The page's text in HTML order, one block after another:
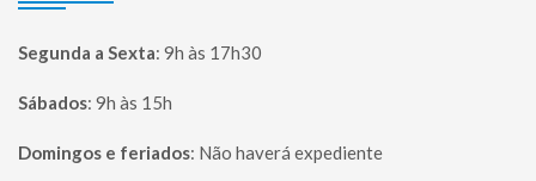
Segunda a Sexta: 9h às 17h30
Sábados: 9h às 15h
Domingos e feriados: Não haverá expediente